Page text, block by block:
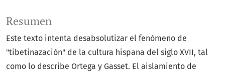
Resumen
Este texto intenta desabsolutizar el fenómeno de
"tibetinazación" de la cultura hispana del siglo XVII, tal
como lo describe Ortega y Gasset. El aislamiento de